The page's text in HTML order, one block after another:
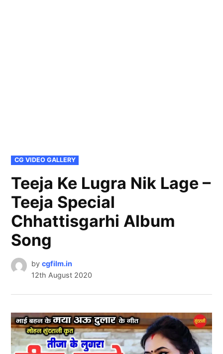
POSTED
IN
CG VIDEO GALLERY
Teeja Ke Lugra Nik Lage –
Teeja Special
Chhattisgarhi Album
Song
by cgfilm.in
12th August 2020